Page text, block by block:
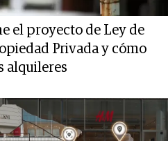
el proyecto de Ley de
Privada y cómo
alquileres